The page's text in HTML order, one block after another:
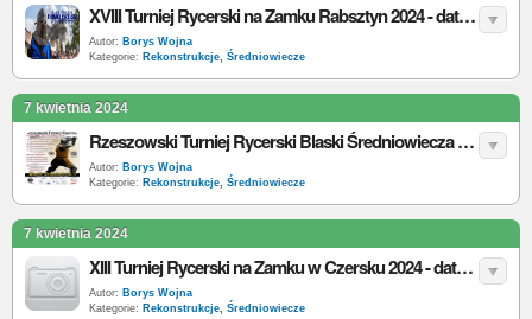
XVIII Turniej Rycerski na Zamku Rabsztyn 2024 - data, program, bilety
Autor: Borys Wojna
Kategorie: Rekonstrukcje, Średniowiecze
7 kwietnia 2024
Rzeszowski Turniej Rycerski Blaski Średniowiecza 2024 - data, program, bilety
Autor: Borys Wojna
Kategorie: Rekonstrukcje, Średniowiecze
7 kwietnia 2024
XIII Turniej Rycerski na Zamku w Czersku 2024 - data, program, bilety
Autor: Borys Wojna
Kategorie: Rekonstrukcje, Średniowiecze